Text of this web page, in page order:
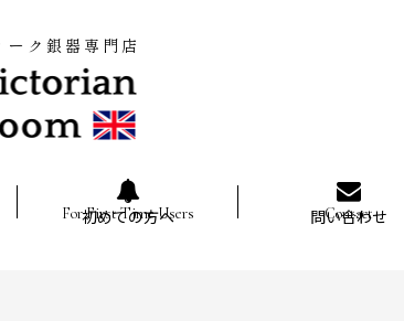
ーク銀器専門店
初めての方へ 問い合わせ